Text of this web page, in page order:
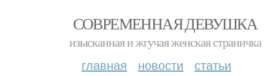
СОВРЕМЕННАЯ ДЕВУШКА
изысканная и жгучая женская страничка
главная новости статьи